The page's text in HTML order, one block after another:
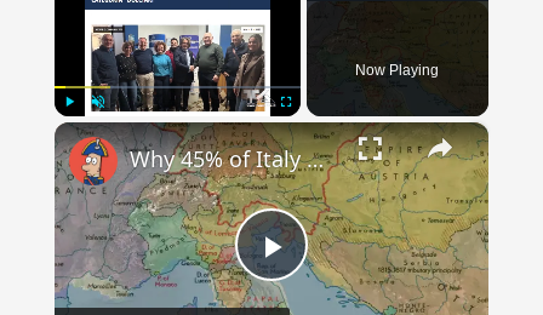
Play Unmute Fullscreen
Now Playing
×
Play
Why 45% of Italy Doesn't Speak "Italian"